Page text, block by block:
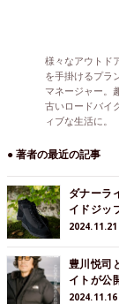
様々なアウトド
を手掛けるプラ
マネージャー。
古いロードバイ
ィブな生活に。
● 著者の最近の記事
ダナーラ
イドジッ
2024.11.21
豊川悦司
イトが公
2024.11.16